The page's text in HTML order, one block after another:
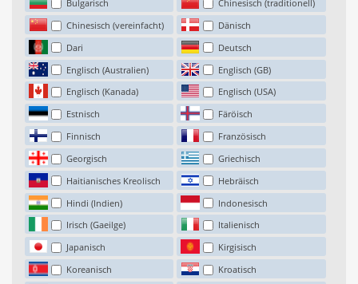
Bulgarisch
Chinesisch (traditionell)
Chinesisch (vereinfacht)
Dänisch
Dari
Deutsch
Englisch (Australien)
Englisch (GB)
Englisch (Kanada)
Englisch (USA)
Estnisch
Färöisch
Finnisch
Französisch
Georgisch
Griechisch
Haitianisches Kreolisch
Hebräisch
Hindi (Indien)
Indonesisch
Irisch (Gaeilge)
Italienisch
Japanisch
Kirgisisch
Koreanisch
Kroatisch